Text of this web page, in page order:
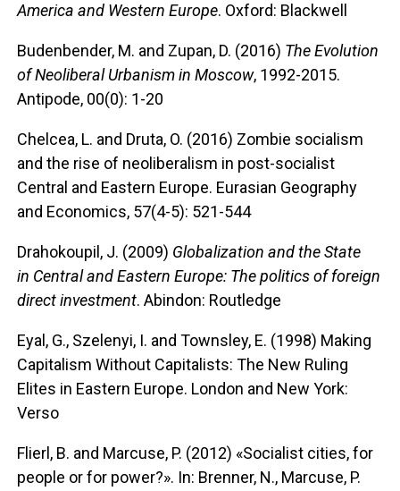
America and Western Europe. Oxford: Blackwell
Budenbender, M. and Zupan, D. (2016) The Evolution
of Neoliberal Urbanism in Moscow, 1992-2015.
Antipode, 00(0): 1-20
Chelcea, L. and Druta, O. (2016) Zombie socialism
and the rise of neoliberalism in post-socialist
Central and Eastern Europe. Eurasian Geography
and Economics, 57(4-5): 521-544
Drahokoupil, J. (2009) Globalization and the State
in Central and Eastern Europe: The politics of foreign
direct investment. Abindon: Routledge
Eyal, G., Szelenyi, I. and Townsley, E. (1998) Making
Capitalism Without Capitalists: The New Ruling
Elites in Eastern Europe. London and New York:
Verso
Flierl, B. and Marcuse, P. (2012) «Socialist cities, for
people or for power?». In: Brenner, N., Marcuse, P.